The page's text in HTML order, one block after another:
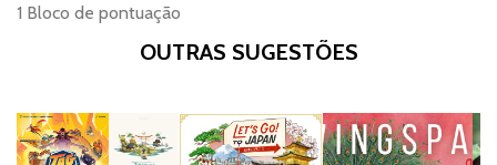
1 Bloco de pontuação
OUTRAS SUGESTÕES